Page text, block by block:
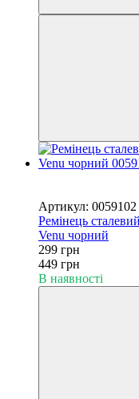
Артикул: 0059102
Ремінець
Venu чорний
299 грн
449 грн
В наявності